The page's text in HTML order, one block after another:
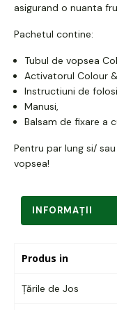
asigurand o nuanta
Pachetul contine:
Tubul de vopsea
Activatorul Colour
Instructiuni de
Manusi,
Balsam de fixare a
Pentru par lung si/
vopsea!
INFORMAŢII
Produs in
Țările de Jos